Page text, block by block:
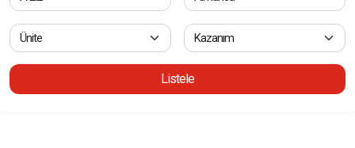
Listele